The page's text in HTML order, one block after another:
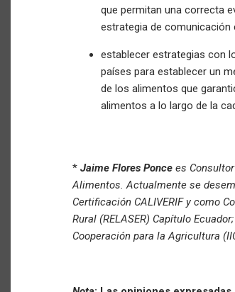
que permitan una correcta
estrategia de comunicación
establecer estrategias con
países para establecer un
de los alimentos que
alimentos a lo largo de la
* Jaime Flores Ponce es
Alimentos. Actualmente se
Certificación CALIVERIF y como
Rural (RELASER) Capítulo
Cooperación para la Agricultura